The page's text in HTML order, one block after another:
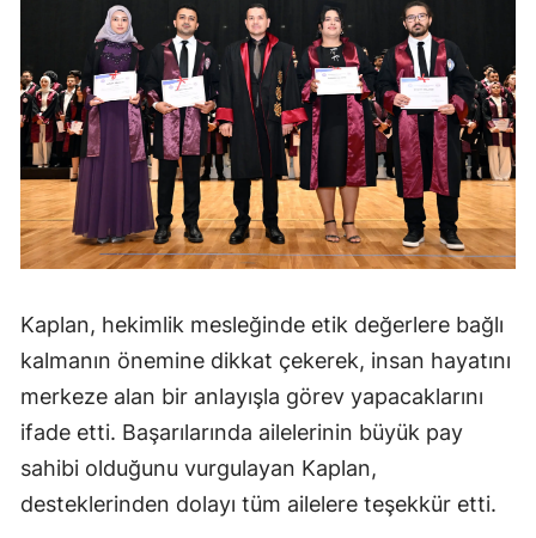
Kaplan, hekimlik mesleğinde etik değerlere bağlı
kalmanın önemine dikkat çekerek, insan hayatını
merkeze alan bir anlayışla görev yapacaklarını
ifade etti. Başarılarında ailelerinin büyük pay
sahibi olduğunu vurgulayan Kaplan,
desteklerinden dolayı tüm ailelere teşekkür etti.